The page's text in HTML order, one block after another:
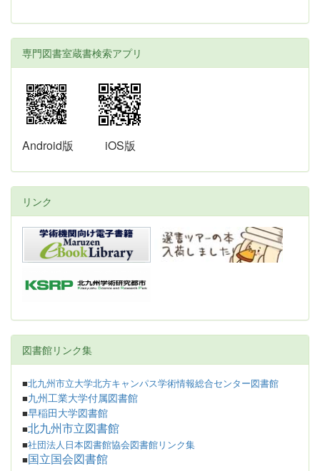
専門図書室蔵書検索アプリ
Android版 iOS版
リンク
図書館リンク集
■北九州市立大学北方キャンパス学術情報総合センター図書館
■九州工業大学付属図書館
■早稲田大学図書館
■北九州市立図書館
■社団法人日本図書館協会図書館リンク集
■ 国立国会図書館